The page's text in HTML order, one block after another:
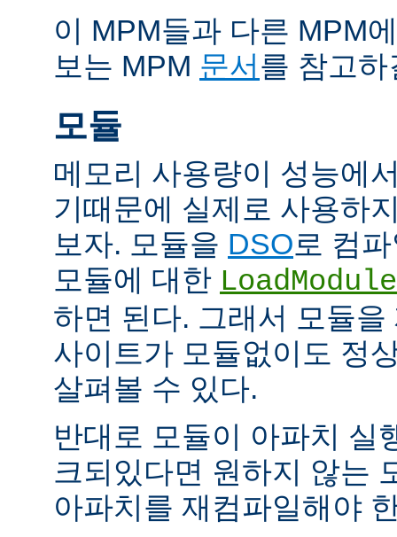
이 MPM들과 다른 MPM
보는 MPM 문서를 참고
모듈
메모리 사용량이 성능에
기때문에 실제로 사용하
보자. 모듈을 DSO로 컴
모듈에 대한 LoadModule
하면 된다. 그래서 모듈
사이트가 모듈없이도 정
살펴볼 수 있다.
반대로 모듈이 아파치 실
크되있다면 원하지 않는
아파치를 재컴파일해야